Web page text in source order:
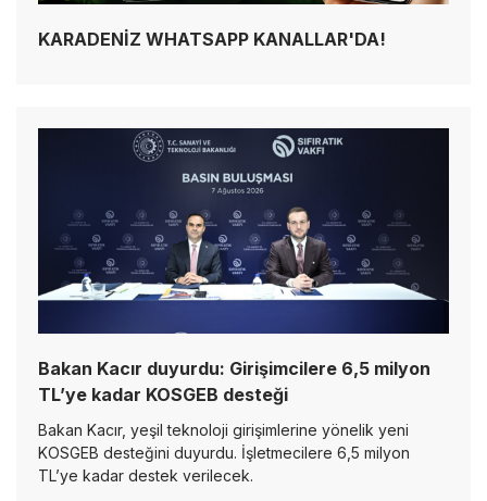
KARADENİZ WHATSAPP KANALLAR'DA!
Bakan Kacır duyurdu: Girişimcilere 6,5 milyon
TL’ye kadar KOSGEB desteği
Bakan Kacır, yeşil teknoloji girişimlerine yönelik yeni
KOSGEB desteğini duyurdu. İşletmecilere 6,5 milyon
TL’ye kadar destek verilecek.